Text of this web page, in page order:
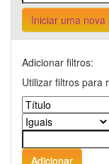
Iniciar uma nova
Adicionar filtros:
Utilizar filtros para